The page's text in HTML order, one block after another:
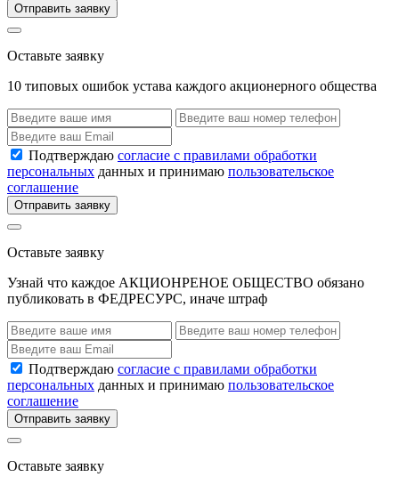
Отправить заявку
Оставьте заявку
10 типовых ошибок устава каждого акционерного общества
Подтверждаю согласие с правилами обработки
персональных данных и принимаю пользовательское
соглашение
Отправить заявку
Оставьте заявку
Узнай что каждое АКЦИОНРЕНОЕ ОБЩЕСТВО обязано
публиковать в ФЕДРЕСУРС, иначе штраф
Подтверждаю согласие с правилами обработки
персональных данных и принимаю пользовательское
соглашение
Отправить заявку
Оставьте заявку